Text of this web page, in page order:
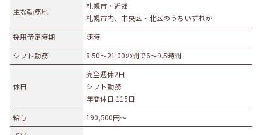
社会福祉・介護事業
募集職種
事務職 販売職 営業職
サービス職 その他
正社員（正職員） 契約
主な勤務地
札幌市・近郊
札幌市内、中央区・北区のうちいずれか
採用予定時期
随時
シフト勤務
8:50～21:00の間で6～9.5時間
休日
完全週休2日
シフト勤務
年間休日 115日
給与
190,500円〜